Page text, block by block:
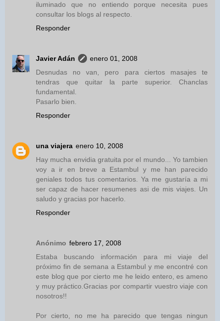
iluminado que no entiendo porque necesita pues
consultar los blogs al respecto.
Responder
Javier Adán
enero 01, 2008
Desnudas no van, pero para ciertos masajes te
tendras que quitar la parte superior. Chanclas
fundamental.
Pasarlo bien.
Responder
una viajera enero 10, 2008
Hay mucha envidia gratuita por el mundo... Yo tambien
voy a ir en breve a Estambul y me han parecido
geniales todos tus comentarios. Ya me gustaría a mi
ser capaz de hacer resumenes asi de mis viajes. Un
saludo y gracias por hacerlo.
Responder
Anónimo febrero 17, 2008
Estaba buscando información para mi viaje del
próximo fin de semana a Estambul y me encontré con
este blog que por cierto me he leido entero, es ameno
y muy práctico.Gracias por compartir vuestro viaje con
nosotros!!
Por cierto, no me ha parecido que tengas ningun